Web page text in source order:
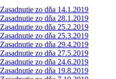
Zasadnutie zo dňa 14.1.2019
Zasadnutie zo dňa 28.1.2019
Zasadnutie zo dňa 25.2.2019
Zasadnutie zo dňa 25.3.2019
Zasadnutie zo dňa 29.4.2019
Zasadnutie zo dňa 27.5.2019
Zasadnutie zo dňa 24.6.2019
Zasadnutie zo dňa 19.8.2019